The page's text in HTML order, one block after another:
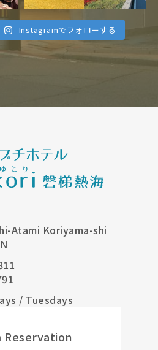
Instagramでフォローする
Atami Koriyama-shi
/ Tuesdays
Reservation